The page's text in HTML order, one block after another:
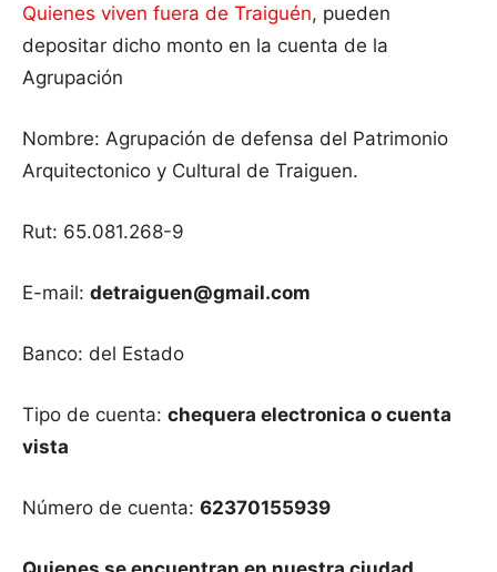
Quienes viven fuera de Traiguén, pueden
depositar dicho monto en la cuenta de la
Agrupación
Nombre: Agrupación de defensa del Patrimonio
Arquitectonico y Cultural de Traiguen.
Rut: 65.081.268-9
E-mail: detraiguen@gmail.com
Banco: del Estado
Tipo de cuenta: chequera electronica o cuenta
vista
Número de cuenta: 62370155939